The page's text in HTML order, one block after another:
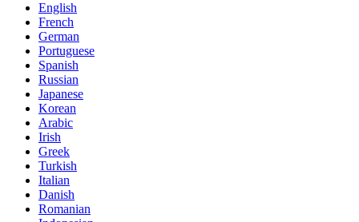
English
French
German
Portuguese
Spanish
Russian
Japanese
Korean
Arabic
Irish
Greek
Turkish
Italian
Danish
Romanian